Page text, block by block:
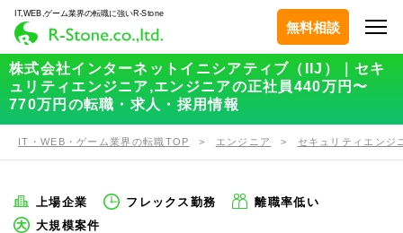
IT,WEB,ゲーム業界の転職に強いR-Stone
無料相談
株式会社インターネットイニシアティブ（IIJ）｜セキ
ュリティエンジニア,エンジニアの正社員440万円〜
770万円の転職・求人・採用情報
IT・WEB・ゲーム業界の転職TOP エンジニア セキュリティエンジ
上場企業 フレックス勤務
離職率低い
大規模案件